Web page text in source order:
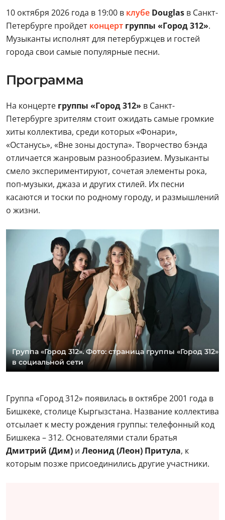
10 октября 2026 года в 19:00 в клубе Douglas в Санкт-
Петербурге пройдет концерт группы «Город 312».
Музыканты исполнят для петербуржцев и гостей
города свои самые популярные песни.
Программа
На концерте группы «Город 312» в Санкт-
Петербурге зрителям стоит ожидать самые громкие
хиты коллектива, среди которых «Фонари»,
«Останусь», «Вне зоны доступа». Творчество бэнда
отличается жанровым разнообразием. Музыканты
смело экспериментируют, сочетая элементы рока,
поп‑музыки, джаза и других стилей. Их песни
касаются и тоски по родному городу, и размышлений
о жизни.
Группа «Город 312». Фото: страница группы «Город 312»
в социальной сети
Группа «Город 312» появилась в октябре 2001 года в
Бишкеке, столице Кыргызстана. Название коллектива
отсылает к месту рождения группы: телефонный код
Бишкека – 312. Основателями стали братья
Дмитрий (Дим) и Леонид (Леон) Притула, к
которым позже присоединились другие участники.